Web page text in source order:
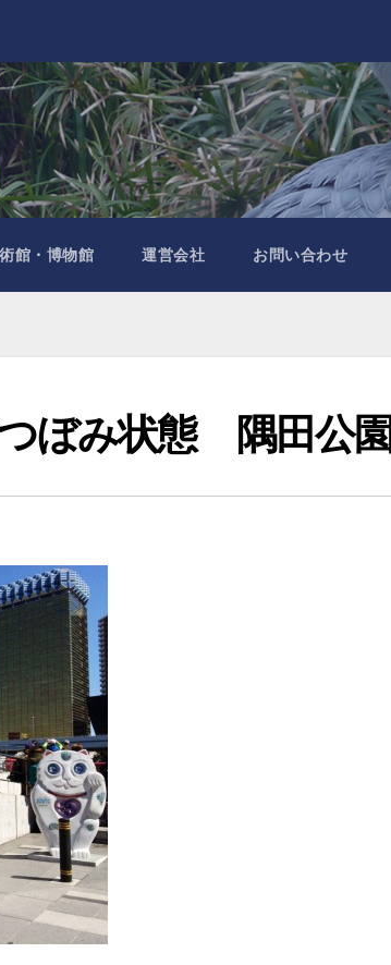
館・博物館 運営会社 お問い合わせ
ぼみ状態 隅田公園